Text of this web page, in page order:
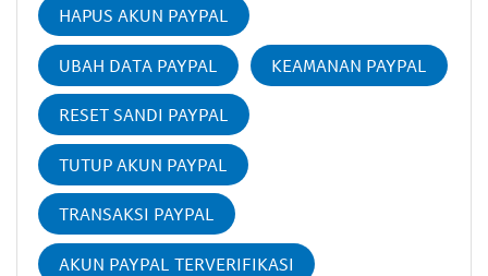
HAPUS AKUN PAYPAL
UBAH DATA PAYPAL KEAMANAN PAYPAL
RESET SANDI PAYPAL
TUTUP AKUN PAYPAL
TRANSAKSI PAYPAL
AKUN PAYPAL TERVERIFIKASI